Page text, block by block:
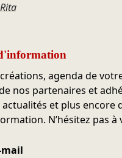
agenda de
nos partenaires et
et plus encore
N’hésitez pas à
mail